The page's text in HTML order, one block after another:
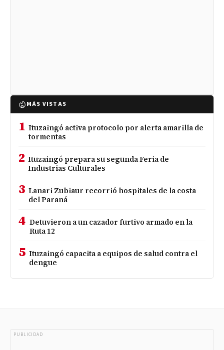
MÁS VISTAS
1 Ituzaingó activa protocolo por alerta amarilla de
tormentas
2 Ituzaingó prepara su segunda Feria de
Industrias Culturales
3 Lanari Zubiaur recorrió hospitales de la costa
del Paraná
4 Detuvieron a un cazador furtivo armado en la
Ruta 12
5 Ituzaingó capacita a equipos de salud contra el
dengue
PUBLICIDAD